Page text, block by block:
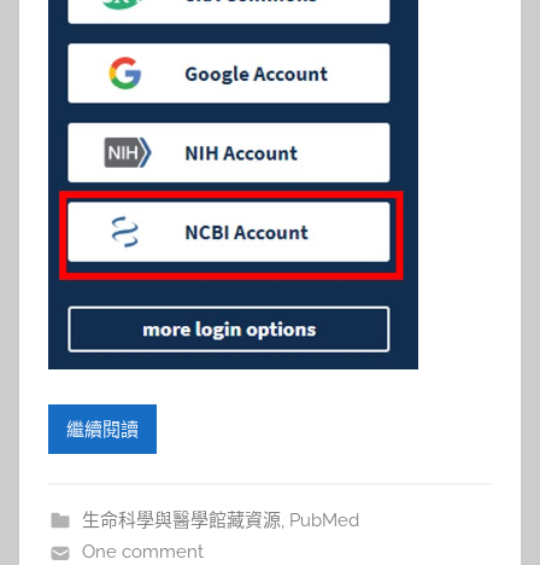
繼續閱讀
生命科學與醫學館藏資源, PubMed
One comment